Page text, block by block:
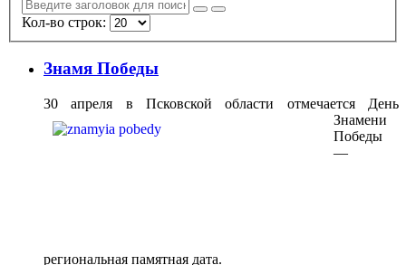
Кол-во строк:
Знамя Победы
30 апреля в Псковскойобласти отмечается День
Знамени
Победы
—
региональная памятная дата.